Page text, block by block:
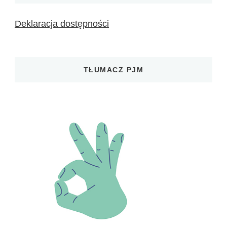
Deklaracja dostępności
TŁUMACZ PJM